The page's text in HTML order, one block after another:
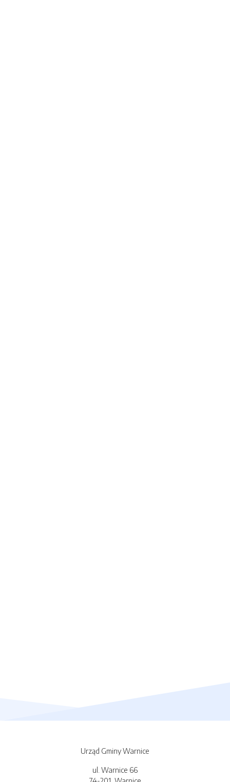
Urząd Gminy Warnice
ul. Warnice 66